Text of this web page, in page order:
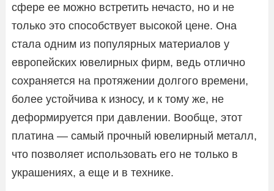
сфере ее можно встретить нечасто, но и не
только это способствует высокой цене. Она
стала одним из популярных материалов у
европейских ювелирных фирм, ведь отлично
сохраняется на протяжении долгого времени,
более устойчива к износу, и к тому же, не
деформируется при давлении. Вообще, этот
платина — самый прочный ювелирный металл,
что позволяет использовать его не только в
украшениях, а еще и в технике.